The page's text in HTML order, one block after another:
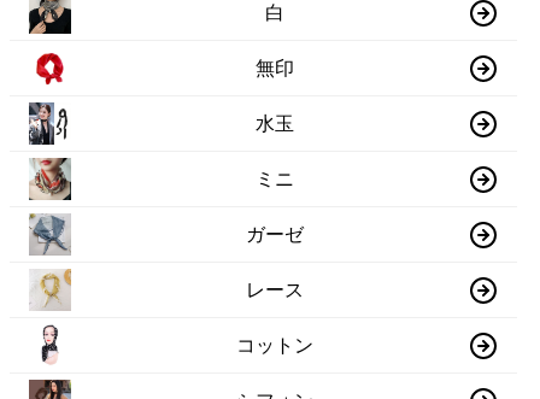
白
無印
水玉
ミニ
ガーゼ
レース
コットン